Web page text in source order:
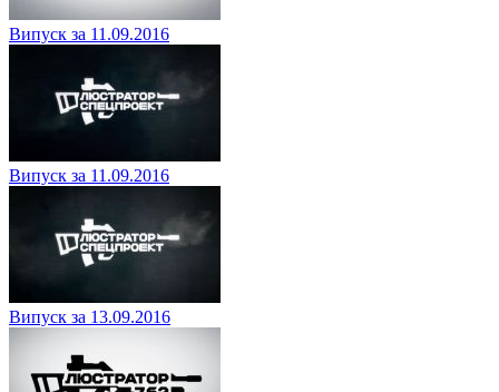
Випуск за 11.09.2016
Випуск за 11.09.2016
Випуск за 13.09.2016